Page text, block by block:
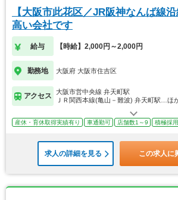
【大阪市此花区／JR阪神なんば線
高い会社です
給与 【時給】2,000円～2,000円
勤務地 大阪府 大阪市住吉区
アクセス
大阪市営中央線 弁天町駅
ＪＲ関西本線(亀山－難波) 弁天町駅…ほ
産休・育休取得実績有り 車通勤可 店舗数1～9 積極採
求人の詳細を見る この求人に